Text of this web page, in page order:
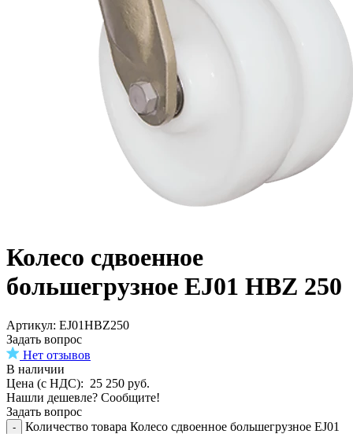
Колесо сдвоенное
большегрузное EJ01 HBZ 250
Aртикул: EJ01HBZ250
Задать вопрос
Нет отзывов
В наличии
Цена (с НДС): 25 250 руб.
Нашли дешевле? Сообщите!
Задать вопрос
-
Количество товара Колесо сдвоенное большегрузное EJ01